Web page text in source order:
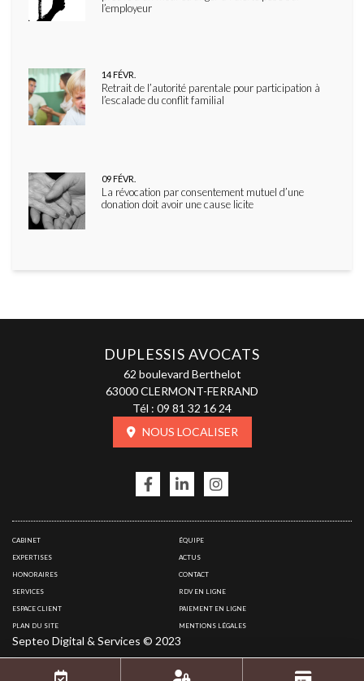
l’employeur
Retrait de l’autorité parentale pour participation à
l’escalade du conflit familial
14FÉVR.
La révocation par consentement mutuel d’une
donation doit avoir une cause licite
09FÉVR.
DUPLESSIS AVOCATS
62 boulevard Berthelot
63000 CLERMONT-FERRAND
Tél : 09 81 32 16 24
NOUS LOCALISER
CABINET ÉQUIPE
EXPERTISES ACTUS
HONORAIRES CONTACT
SERVICES RDV EN LIGNE
ESPACE CLIENT PAIEMENT EN LIGNE
PLAN DU SITE MENTIONS LÉGALES
Septeo Digital & Services © 2023